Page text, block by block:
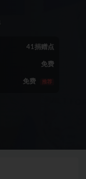
41捐赠点
免费
免费 推荐